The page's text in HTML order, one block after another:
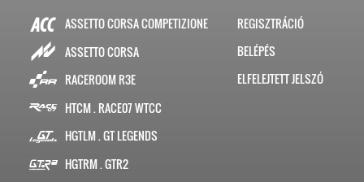
ASSETTO CORSA COMPETIZIONE
ASSETTO CORSA
RACEROOM R3E
HTCM . RACE07 WTCC
HGTLM . GT LEGENDS
HGTRM . GTR2
REGISZTRÁCIÓ
BELÉPÉS
ELFELEJTETT JELSZÓ